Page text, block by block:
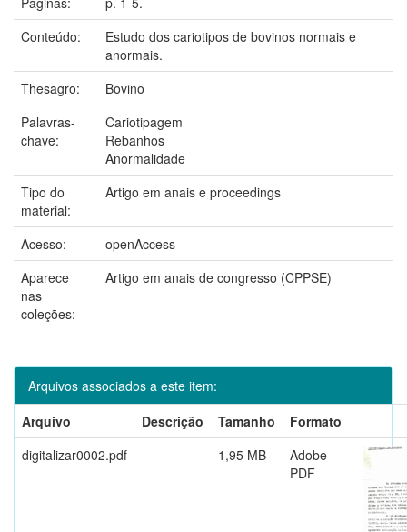
Conteúdo:
Estudo dos cariotipos de bovinos normais e
anormais.
Thesagro:
Bovino
Palavras-
chave:
Cariotipagem
Rebanhos
Anormalidade
Tipo do
material:
Artigo em anais e proceedings
Acesso:
openAccess
Aparece
nas
coleções:
Artigo em anais de congresso (CPPSE)
Arquivos associados a este item:
Arquivo
Descrição Tamanho
Formato
digitalizar0002.pdf
1,95 MB
Adobe
PDF